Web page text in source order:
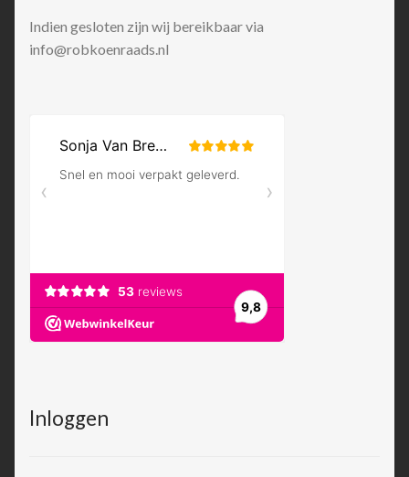
Indien gesloten zijn wij bereikbaar via
info@robkoenraads.nl
Inloggen